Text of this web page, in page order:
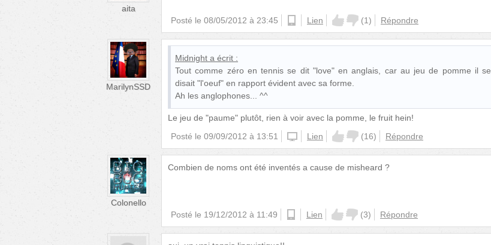
aita
Posté le 08/05/2012 à 23:45 androidLien (1) Répondre
MarilynSSD
Midnight a écrit :
Tout comme zéro en tennis se dit "love" en anglais, car au jeu de pomme il se
disait "l'oeuf" en rapport évident avec sa forme.
Ah les anglophones... ^^
Le jeu de "paume" plutôt, rien à voir avec la pomme, le fruit hein!
Posté le 09/09/2012 à 13:51 iphoneLien (16) Répondre
Colonello
Combien de noms ont été inventés a cause de misheard ?
Posté le 19/12/2012 à 11:49 androidLien (3) Répondre